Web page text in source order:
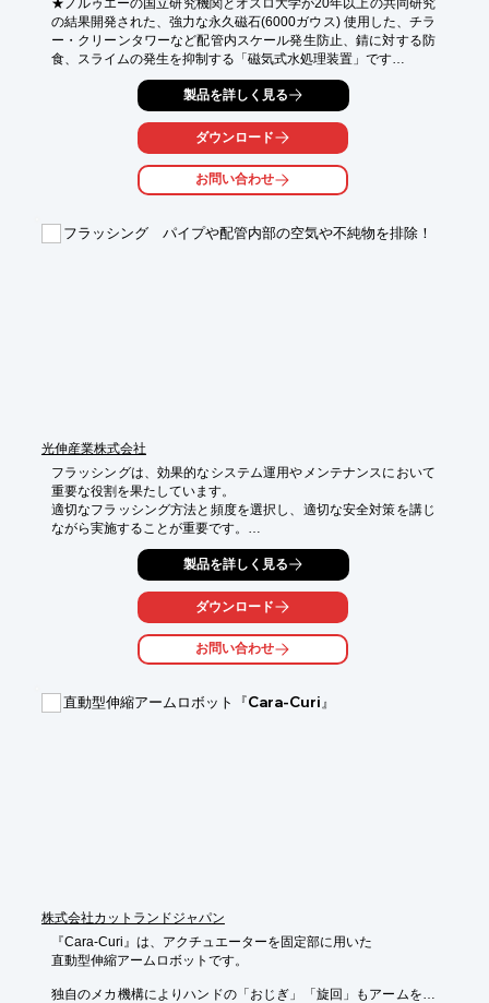
の結果開発された、強力な永久磁石(6000ガウス) 使用した、チラ
ー・クリーンタワーなど配管内スケール発生防止、錆に対する防
食、スライムの発生を抑制する「磁気式水処理装置」です
★強力な磁場に水をある一定に流すと、ファラデーの電磁誘導の
法則に従い、微弱な電流が誘導され、管内のスケール・赤錆・ス
ライムの新たな発生を防止します
★構造が簡単なため、取付が簡単、メンテナンスも容易で、ほぼ
永久的に使用できます
★水処理薬品が不要になります
★処理水は安全で無公害排水
製品を詳しく見る
ダウンロード
お問い合わせ
フラッシング パイプや配管内部の空気や不純物を排除！
光伸産業株式会社
フラッシングは、効果的なシステム運用やメンテナンスにおいて
重要な役割を果たしています。
適切なフラッシング方法と頻度を選択し、適切な安全対策を講じ
ながら実施することが重要です。
【サービスの目的】
フラッシングによって、パイプや配管内部に付着した汚れ、
堆積物、残留物を取り除くことができます。
特に新規に設置されたシステムや長期間使用されていなかった
システムにおいて重要な清掃手段となります。
フラッシングによって、パイプや配管内部の空気や不純物を排除
フラッシングによってシステム内部の状態や流れを確認すること
ができ、
問題の早期発見や修復作業の助けとなります。
製品を詳しく見る
ダウンロード
お問い合わせ
直動型伸縮アームロボット『Cara-Curi』
株式会社カットランドジャパン
『Cara-Curi』は、アクチュエーターを固定部に用いた
直動型伸縮アームロボットです。
独自のメカ機構によりハンドの「おじぎ」「旋回」もアームを伸